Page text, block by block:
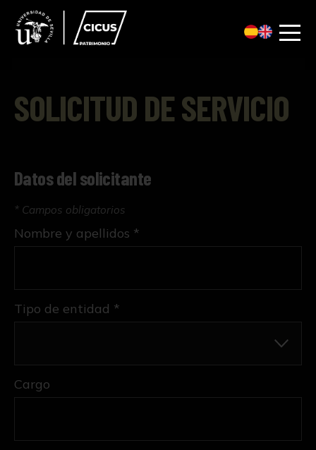
SOLICITUD DE SERVICIO
Datos del solicitante
* Campos obligatorios
Tipo de entidad *
Nombre y apellidos *
Cargo